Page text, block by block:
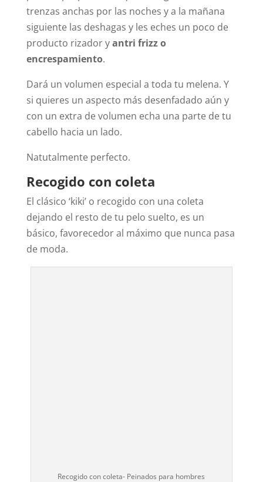
trenzas anchas por las noches y a la mañana
siguiente las deshagas y les eches un poco de
producto rizador yantri frizz o
encrespamiento.
Dará un volumen especial a toda tu melena. Y
si quieres un aspecto más desenfadado aún y
con un extra de volumen echa una parte de tu
cabello hacia un lado.
Natutalmente perfecto.
Recogido con coleta
El clásico ‘kiki’ o recogido con una coleta
dejando el resto de tu pelo suelto, es un
básico, favorecedor al máximo que nunca pasa
de moda.
Recogido con coleta- Peinados para hombres